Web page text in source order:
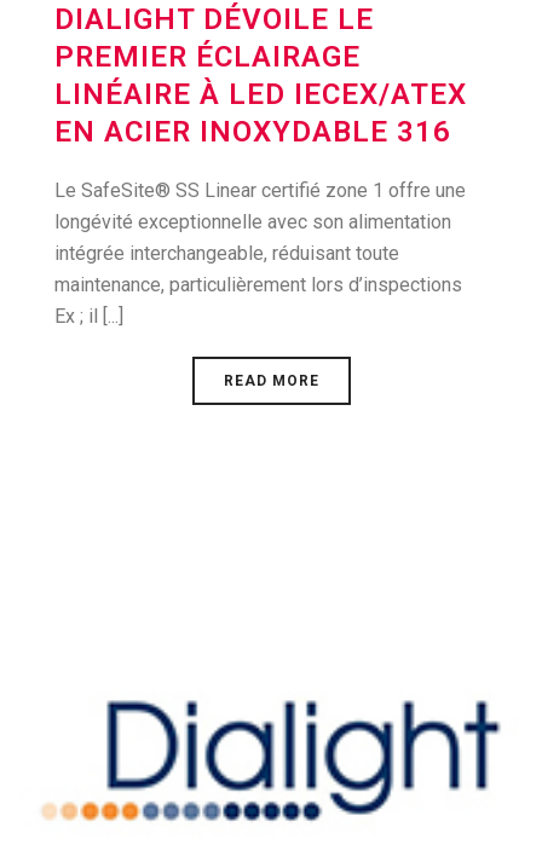
DIALIGHT DÉVOILE LE
PREMIER ÉCLAIRAGE
LINÉAIRE À LED IECEX/ATEX
EN ACIER INOXYDABLE 316
Le SafeSite® SS Linear certifié zone 1 offre une
longévité exceptionnelle avec son alimentation
intégrée interchangeable, réduisant toute
maintenance, particulièrement lors d’inspections
Ex ; il [...]
READ MORE